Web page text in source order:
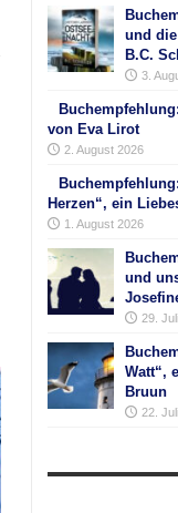
und
B.C.
3.
von Eva Lirot
2. August 2026
Herzen“, ein
1. August 2026
und
29.
Watt“,
Bruun
22.